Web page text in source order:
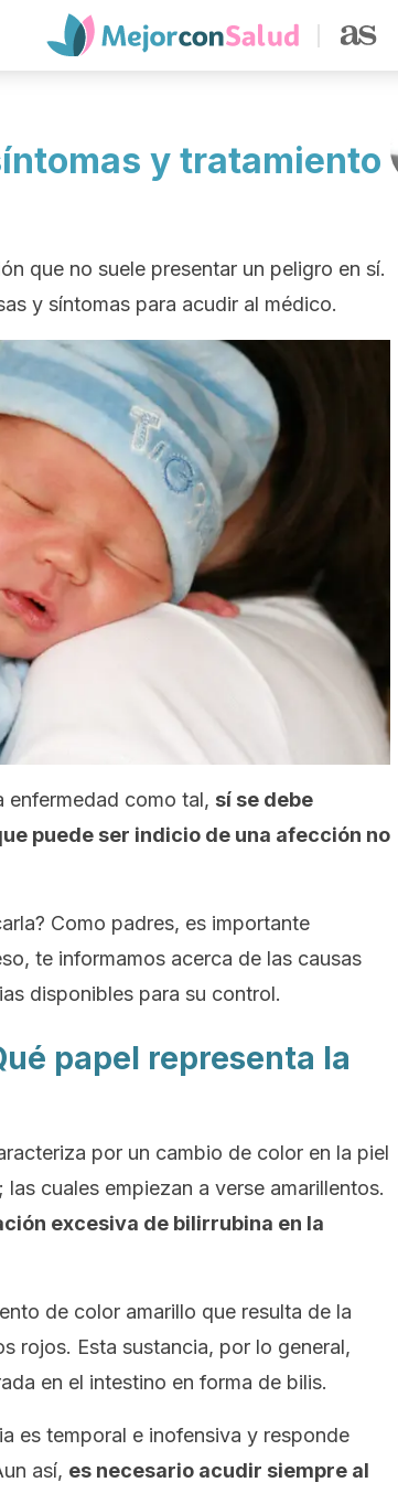
y tratamiento
que no suele presentar un peligro en sí.
y síntomas para acudir al médico.
enfermedad como tal, sí se debe
puede ser indicio de una afección no
Como padres, es importante
te informamos acerca de las causas
disponibles para su control.
papel representa la
por un cambio de color en la piel
cuales empiezan a verse amarillentos.
excesiva de bilirrubina en la
de color amarillo que resulta de la
rojos. Esta sustancia, por lo general,
en el intestino en forma de bilis.
es temporal e inofensiva y responde
así, es necesario acudir siempre al